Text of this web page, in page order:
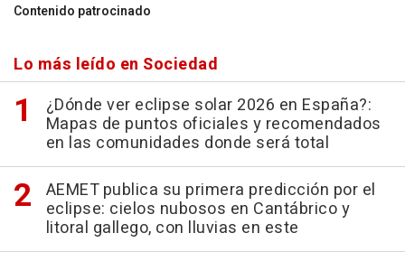
Contenido patrocinado
Lo más leído en Sociedad
¿Dónde ver eclipse solar 2026 en España?:
Mapas de puntos oficiales y recomendados
en las comunidades donde será total
AEMET publica su primera predicción por el
eclipse: cielos nubosos en Cantábrico y
litoral gallego, con lluvias en este